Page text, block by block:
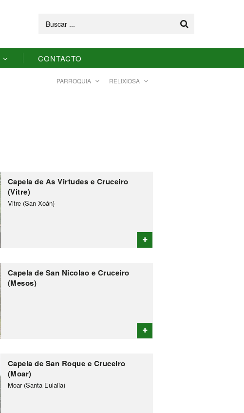
CONTACTO
PARROQUIA RELIXIOSA
Capela de As Virtudes e Cruceiro
(Vitre)
Vitre (San Xoán)
Capela de San Nicolao e Cruceiro
(Mesos)
Capela de San Roque e Cruceiro
(Moar)
Moar (Santa Eulalia)